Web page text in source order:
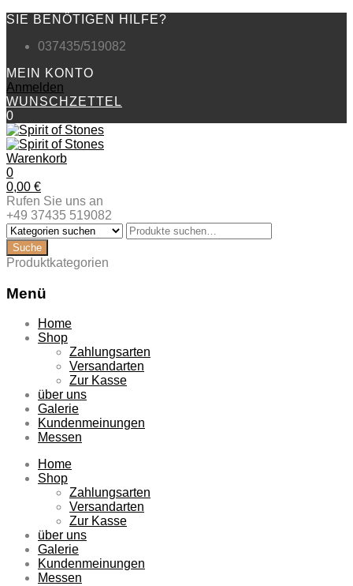
SIE BENÖTIGEN HILFE?
037435/519082
MEIN KONTO
Anmelden
WUNSCHZETTEL
0
Warenkorb
0
0,00 €
Rufen Sie uns an
+49 37435 519082
Produktkategorien
Menü
Zum
Inhalt
Home
Shop
Zahlungsarten
Versandarten
Zur Kasse
über uns
Galerie
Kundenmeinungen
Messen
Home
Shop
Zahlungsarten
Versandarten
Zur Kasse
über uns
Galerie
Kundenmeinungen
Messen